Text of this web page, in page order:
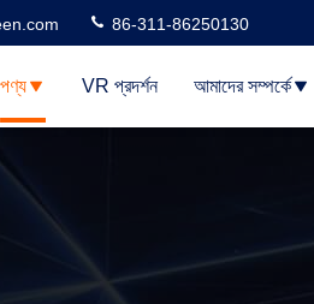
86-311-86250130
পণ্য VR প্রদর্শন আমাদের সম্পর্কে